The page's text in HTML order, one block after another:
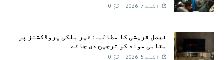
اگست 7, 2026 0
فیصل قریشی کا مطالبہ: غیر ملکی پروڈکشنز پر
مقامی مواد کو ترجیح دی جائے
اگست 5, 2026 0